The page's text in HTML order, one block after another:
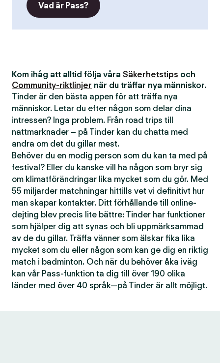
Vad är Pass?
Kom ihåg att alltid följa våra Säkerhetstips och
Community-riktlinjer när du träffar nya människor.
Tinder är den bästa appen för att träffa nya
människor. Letar du efter någon som delar dina
intressen? Inga problem. Från road trips till
nattmarknader – på Tinder kan du chatta med
andra om det du gillar mest.
Behöver du en modig person som du kan ta med på
festival? Eller du kanske vill ha någon som bryr sig
om klimatförändringar lika mycket som du gör. Med
55 miljarder matchningar hittills vet vi definitivt hur
man skapar kontakter. Ditt förhållande till online-
dejting blev precis lite bättre: Tinder har funktioner
som hjälper dig att synas och bli uppmärksammad
av de du gillar. Träffa vänner som älskar fika lika
mycket som du eller någon som kan ge dig en riktig
match i badminton. Och när du behöver åka iväg
kan vår Pass-funktion ta dig till över 190 olika
länder med över 40 språk—på Tinder är allt möjligt.